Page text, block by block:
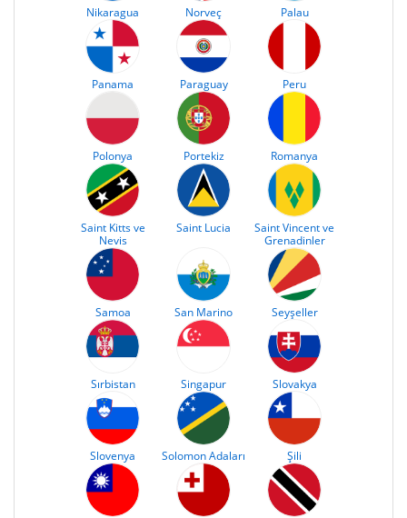
Nikaragua Norveç Palau
Panama Paraguay Peru
Polonya Portekiz Romanya
Saint Kitts ve
Nevis
Saint Lucia
Saint Vincent ve
Grenadinler
Samoa San Marino Seyşeller
Sırbistan Singapur Slovakya
Slovenya Solomon Adaları Şili